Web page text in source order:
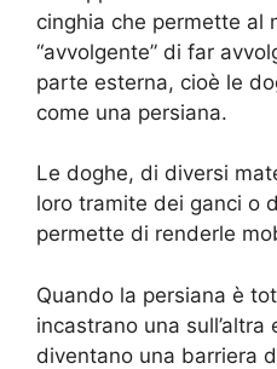
cinghia che permette al
“avvolgente” di far
parte esterna, cioè le
come una persiana.
Le doghe, di diversi
loro tramite dei ganci o
permette di renderle
Quando la persiana è
incastrano una
diventano una barriera